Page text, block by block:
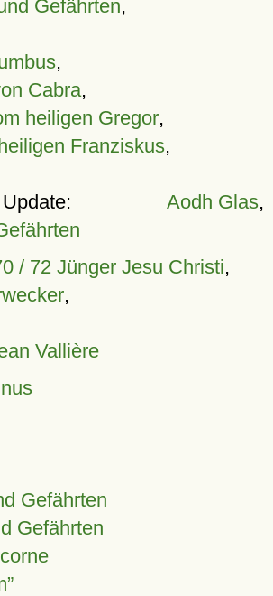
Gefährten,
,
Cabra,
heiligen Gregor,
Franziskus,
Aodh Glas,
/ 72 Jünger Jesu Christi,
,
Vallière
Gefährten
Gefährten